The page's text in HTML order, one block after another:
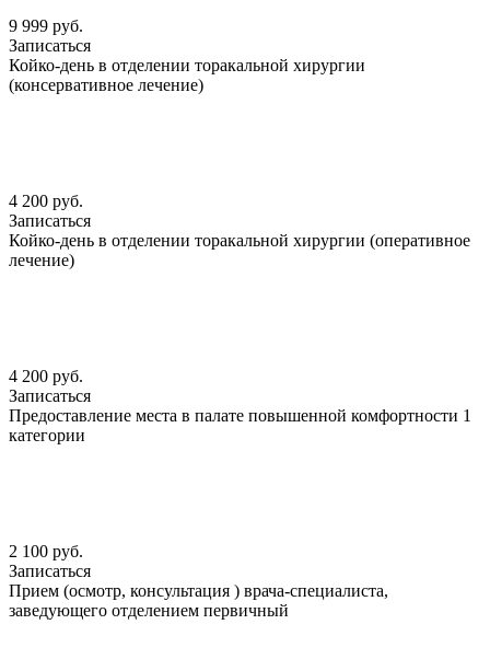
9 999 руб.
Записаться
Койко-день в отделении торакальной хирургии
(консервативное лечение)
4 200 руб.
Записаться
Койко-день в отделении торакальной хирургии (оперативное
лечение)
4 200 руб.
Записаться
Предоставление места в палате повышенной комфортности 1
категории
2 100 руб.
Записаться
Прием (осмотр, консультация ) врача-специалиста,
заведующего отделением первичный